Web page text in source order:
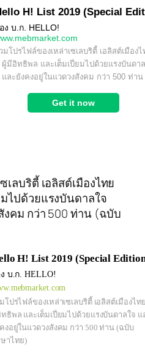
เลบริตี้ เอลิสต์เมืองไทย
ไปด้วยแรงบันดาลใจ
งคม กว่า 500 ท่าน (ฉบับ
H! List 2019 (Special
บ.ก. HELLO!
โปรไฟล์ของเหล่าเซเลบริตี้ เอลิสต์เมืองไท
ธิพล และเต็มเปี่ยมไปด้วยแรงบันดาลใจ แ
งอยู่ในแวดวงสังคม กว่า 500 ท่าน (ฉบับ
าไทย)